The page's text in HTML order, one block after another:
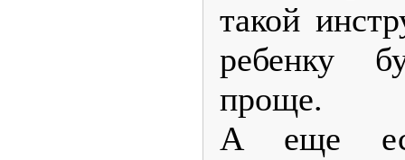
такой
ребенку
проще.
А еще